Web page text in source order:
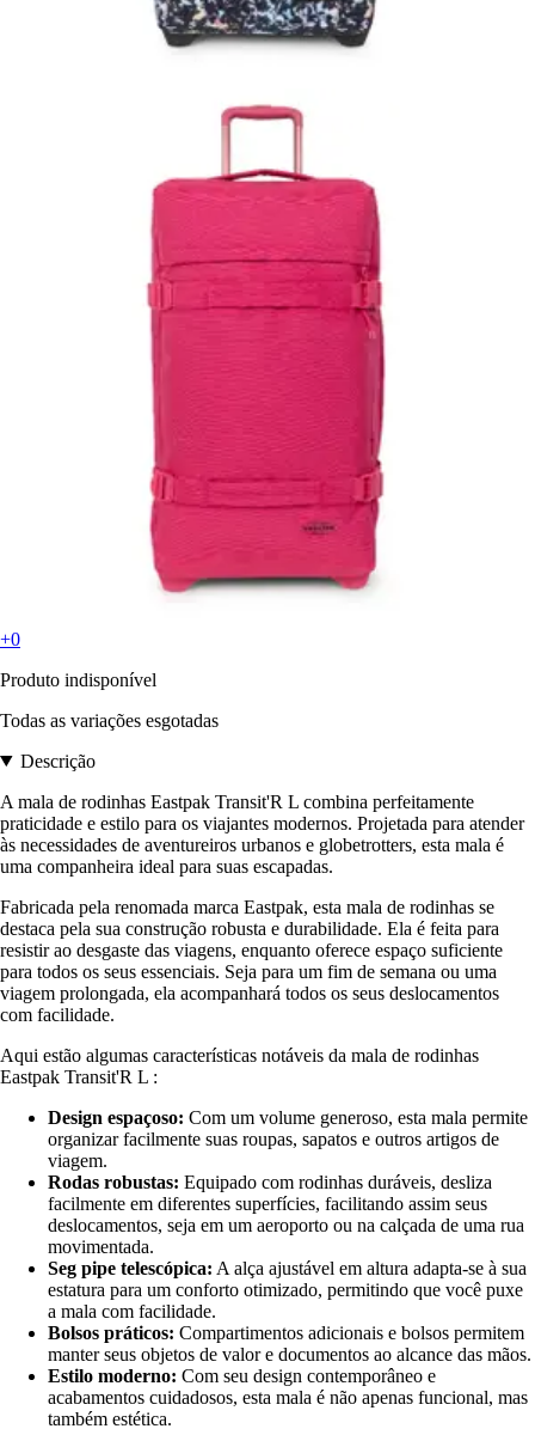
+0
Produto indisponível
Todas as variações esgotadas
Descrição
A mala de rodinhas Eastpak Transit'R L combina perfeitamente
praticidade e estilo para os viajantes modernos. Projetada para atender
às necessidades de aventureiros urbanos e globetrotters, esta mala é
uma companheira ideal para suas escapadas.
Fabricada pela renomada marca Eastpak, esta mala de rodinhas se
destaca pela sua construção robusta e durabilidade. Ela é feita para
resistir ao desgaste das viagens, enquanto oferece espaço suficiente
para todos os seus essenciais. Seja para um fim de semana ou uma
viagem prolongada, ela acompanhará todos os seus deslocamentos
com facilidade.
Aqui estão algumas características notáveis da mala de rodinhas
Eastpak Transit'R L :
Design espaçoso: Com um volume generoso, esta mala permite
organizar facilmente suas roupas, sapatos e outros artigos de
viagem.
Rodas robustas: Equipado com rodinhas duráveis, desliza
facilmente em diferentes superfícies, facilitando assim seus
deslocamentos, seja em um aeroporto ou na calçada de uma rua
movimentada.
Seg pipe telescópica: A alça ajustável em altura adapta-se à sua
estatura para um conforto otimizado, permitindo que você puxe
a mala com facilidade.
Bolsos práticos: Compartimentos adicionais e bolsos permitem
manter seus objetos de valor e documentos ao alcance das mãos.
Estilo moderno: Com seu design contemporâneo e
acabamentos cuidadosos, esta mala é não apenas funcional, mas
também estética.